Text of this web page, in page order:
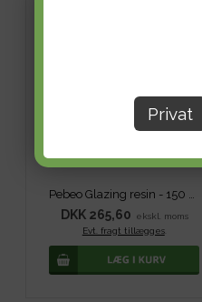
Privat
Pebeo Glazing resin - 150 ml
DKK 265,60
ekskl. moms
Evt. fragt tillægges.